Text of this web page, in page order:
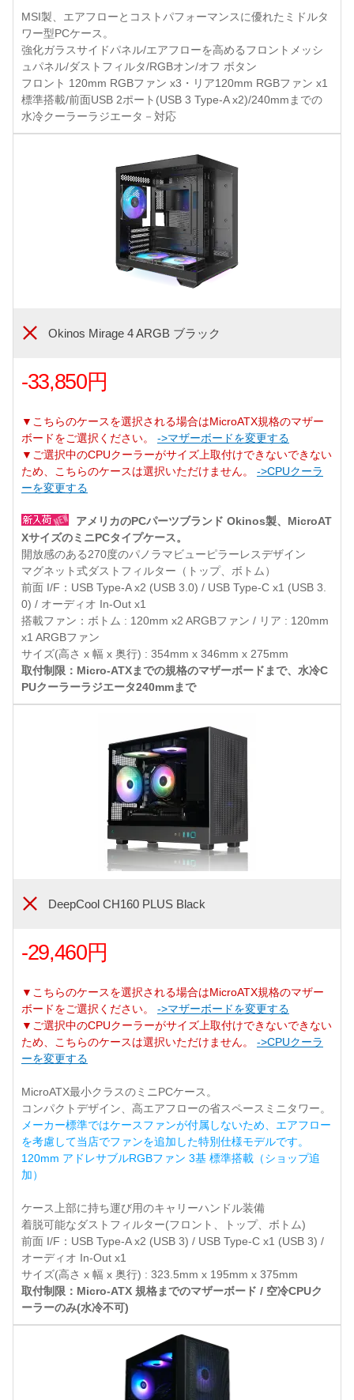
MSI製、エアフローとコストパフォーマンスに優れたミドルタ
ワー型PCケース。
強化ガラスサイドパネル/エアフローを高めるフロントメッシ
ュパネル/ダストフィルタ/RGBオン/オフ ボタン
フロント 120mm RGBファン x3・リア120mm RGBファン x1
標準搭載/前面USB 2ポート(USB 3 Type-A x2)/240mmまでの
水冷クーラーラジエータ－対応
Okinos Mirage 4 ARGB ブラック
-33,850円
▼こちらのケースを選択される場合はMicroATX規格のマザー
ボードをご選択ください。 ->マザーボードを変更する
▼ご選択中のCPUクーラーがサイズ上取付けできないできない
ため、こちらのケースは選択いただけません。 ->CPUクーラ
ーを変更する
アメリカのPCパーツブランド Okinos製、MicroAT
XサイズのミニPCタイプケース。
開放感のある270度のパノラマビューピラーレスデザイン
マグネット式ダストフィルター（トップ、ボトム）
前面 I/F：USB Type-A x2 (USB 3.0) / USB Type-C x1 (USB 3.
0) / オーディオ In-Out x1
搭載ファン：ボトム : 120mm x2 ARGBファン / リア : 120mm
x1 ARGBファン
サイズ(高さ x 幅 x 奥行) : 354mm x 346mm x 275mm
取付制限：Micro-ATXまでの規格のマザーボードまで、水冷C
PUクーラーラジエータ240mmまで
DeepCool CH160 PLUS Black
-29,460円
▼こちらのケースを選択される場合はMicroATX規格のマザー
ボードをご選択ください。 ->マザーボードを変更する
▼ご選択中のCPUクーラーがサイズ上取付けできないできない
ため、こちらのケースは選択いただけません。 ->CPUクーラ
ーを変更する
MicroATX最小クラスのミニPCケース。
コンパクトデザイン、高エアフローの省スペースミニタワー。
メーカー標準ではケースファンが付属しないため、エアフロー
を考慮して当店でファンを追加した特別仕様モデルです。
120mm アドレサブルRGBファン 3基 標準搭載（ショップ追
加）
ケース上部に持ち運び用のキャリーハンドル装備
着脱可能なダストフィルター(フロント、トップ、ボトム)
前面 I/F：USB Type-A x2 (USB 3) / USB Type-C x1 (USB 3) /
オーディオ In-Out x1
サイズ(高さ x 幅 x 奥行) : 323.5mm x 195mm x 375mm
取付制限：Micro-ATX 規格までのマザーボード / 空冷CPUク
ーラーのみ(水冷不可)